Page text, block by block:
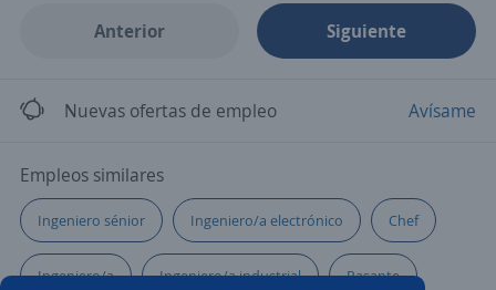
Anterior Siguiente
Nuevas ofertas de empleo Avísame
Empleos similares
Ingeniero sénior Ingeniero/a electrónico Chef
Ingeniero/a Ingeniero/a industrial Pasante